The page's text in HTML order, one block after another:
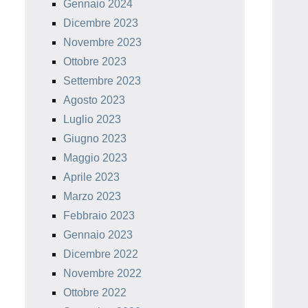
Gennaio 2024
Dicembre 2023
Novembre 2023
Ottobre 2023
Settembre 2023
Agosto 2023
Luglio 2023
Giugno 2023
Maggio 2023
Aprile 2023
Marzo 2023
Febbraio 2023
Gennaio 2023
Dicembre 2022
Novembre 2022
Ottobre 2022